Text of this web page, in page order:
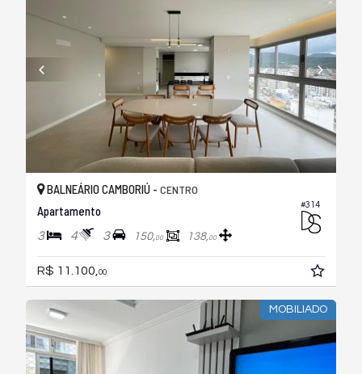
#314
BALNEÁRIO CAMBORIÚ - CENTRO
Apartamento
3 4 3 150,00 138,00
R$ 11.100, 00
MOBILIADO